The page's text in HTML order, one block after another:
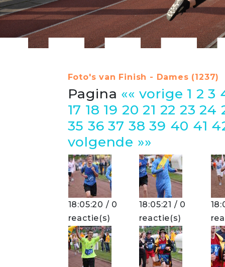
Foto's van Finish - Dames (1237)
Pagina «« vorige 1 2 3
17 18 19 20 21 22 23 24
35 36 37 38 39 40 41
volgende »»
18:05:20 / 0
reactie(s)
18:05:21 / 0
reactie(s)